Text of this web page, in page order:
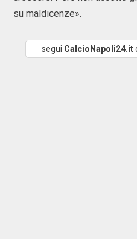
su maldicenze».
segui CalcioNapoli24.it